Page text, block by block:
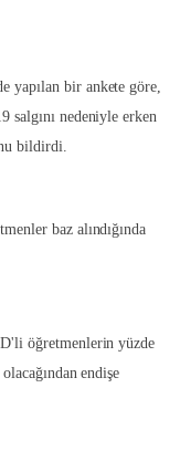
yapılan bir ankete göre,
salgını nedeniyle erken
bildirdi.
baz alındığında
öğretmenlerin yüzde
endişe